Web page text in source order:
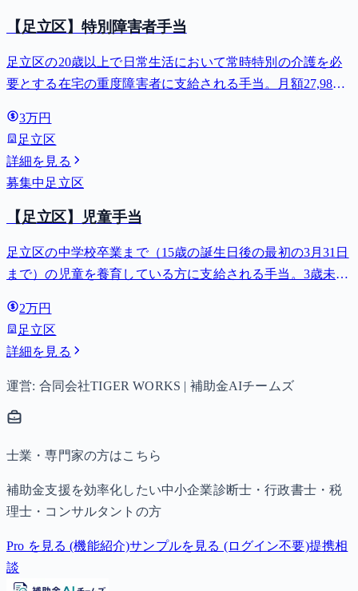
【足立区】特別障害者手当
足立区の20歳以上で日常生活において常時特別の介護を必
要とする在宅の重度障害者に支給される手当。月額27,980
3万円
足立区
詳細を見る
募集中 足立区
【足立区】児童手当
足立区の中学校卒業まで（15歳の誕生日後の最初の3月31日
まで）の児童を養育している方に支給される手当。3歳未満
子以降は15,000円）、中学生は月額10,000円。
2万円
足立区
詳細を見る
運営: 合同会社TIGER WORKS | 補助金AIチームズ
士業・専門家の方はこちら
補助金支援を効率化したい中小企業診断士・行政書士・税
理士・コンサルタントの方
Pro を見る (機能紹介)サンプルを見る (ログイン不要)提携相
談